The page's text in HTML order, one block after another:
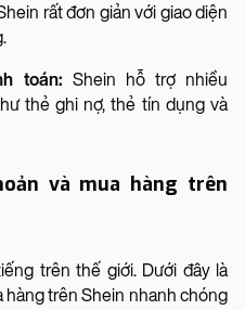
rất đơn giản với giao diện
toán: Shein hỗ trợ nhiều
thẻ ghi nợ, thẻ tín dụng và
và mua hàng trên
trên thế giới. Dưới đây là
hàng trên Shein nhanh chóng